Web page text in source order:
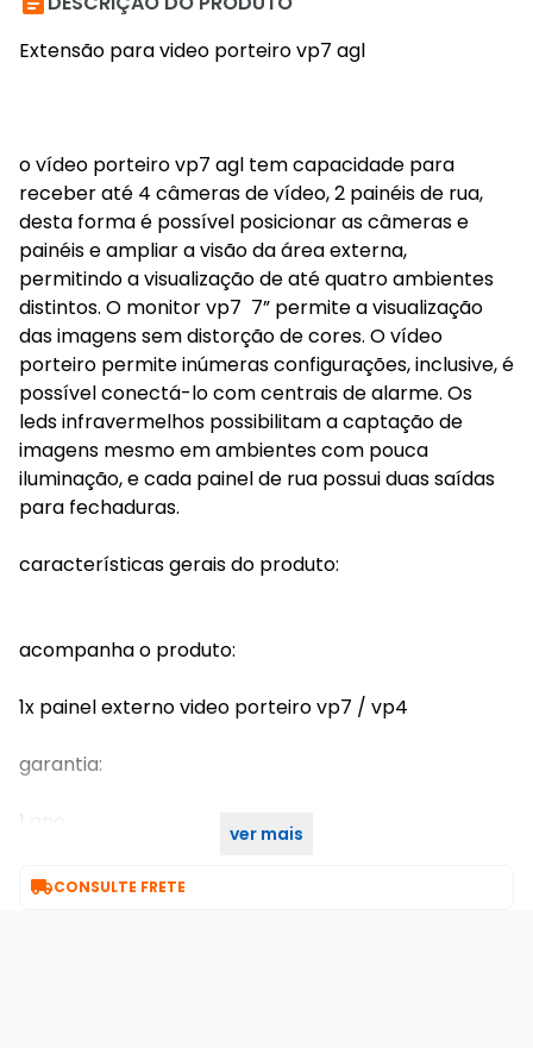
Extensão para video porteiro vp7 agl
o vídeo porteiro vp7 agl tem capacidade para
receber até 4 câmeras de vídeo, 2 painéis de rua,
desta forma é possível posicionar as câmeras e
painéis e ampliar a visão da área externa,
permitindo a visualização de até quatro ambientes
distintos. O monitor vp7 7” permite a visualização
das imagens sem distorção de cores. O vídeo
porteiro permite inúmeras configurações, inclusive, é
possível conectá-lo com centrais de alarme. Os
leds infravermelhos possibilitam a captação de
imagens mesmo em ambientes com pouca
iluminação, e cada painel de rua possui duas saídas
para fechaduras.
características gerais do produto:
acompanha o produto:
1x painel externo video porteiro vp7 / vp4
garantia:
1 ano
ver mais
CONSULTE FRETE